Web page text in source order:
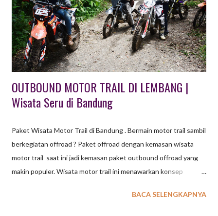
berbagai tempat wisata outbound seru, mulai dari hutan pinus
hingga wahana permainan, yang cocok untuk gathering
perusahaan, sekolah, atau keluarga. Tempat unggulan mencakup
Taman Wisata Grafika Cikole dan Orchid Forest Cikole untuk
aktivitas alam yang lengkap, serta Bandung Treetop da...
OUTBOUND MOTOR TRAIL DI LEMBANG |
Wisata Seru di Bandung
Paket Wisata Motor Trail di Bandung . Bermain motor trail sambil
berkegiatan offroad ? Paket offroad dengan kemasan wisata
motor trail saat ini jadi kemasan paket outbound offroad yang
makin populer. Wisata motor trail ini menawarkan konsep
motor trail sebagai salah satu kemasan wisata paket baru di
BACA SELENGKAPNYA